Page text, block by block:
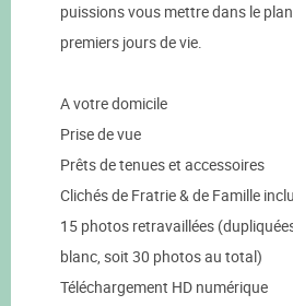
puissions vous mettre dans le
premiers jours de vie.
A votre domicile
Prise de vue
Prêts de tenues et accessoires
Clichés de Fratrie & de Famille
15 photos retravaillées
blanc, soit 30 photos au total)
Téléchargement HD numérique